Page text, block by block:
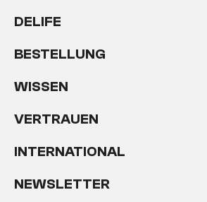
DELIFE
BESTELLUNG
WISSEN
VERTRAUEN
INTERNATIONAL
NEWSLETTER